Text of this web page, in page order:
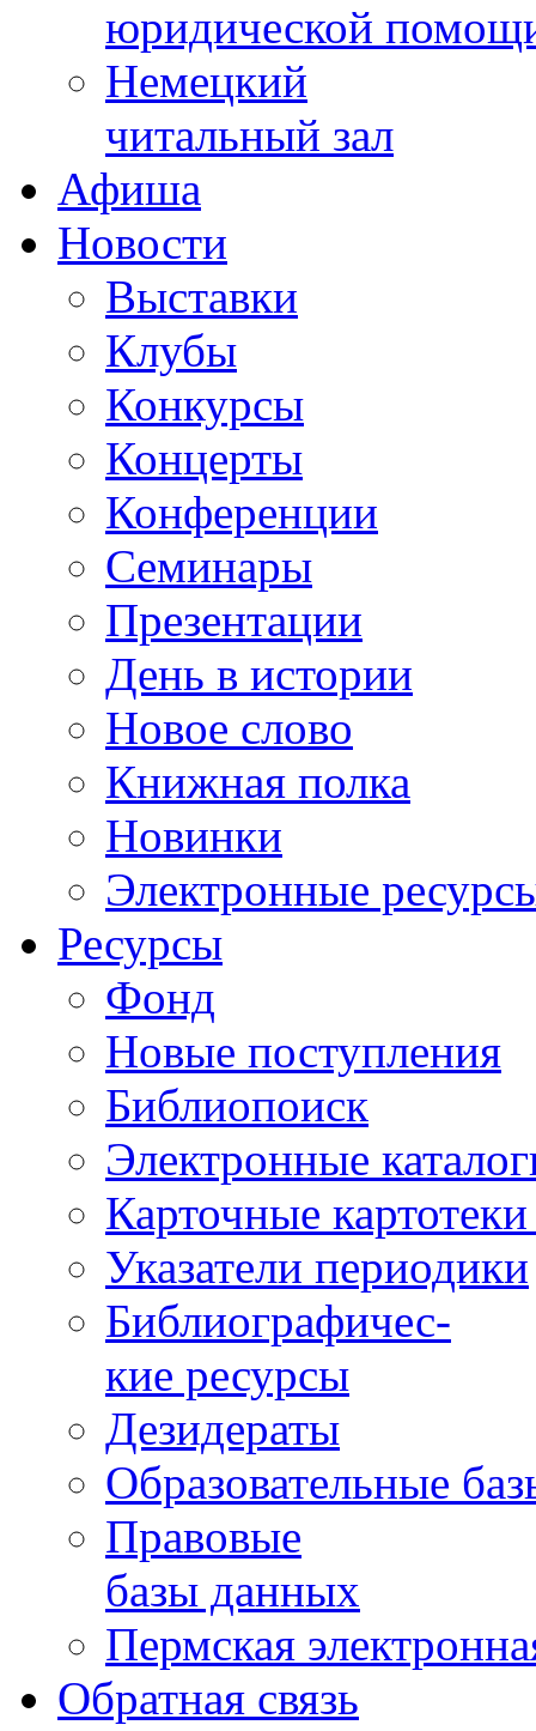
юридической
Немецкий
читальный зал
Афиша
Новости
Выставки
Клубы
Конкурсы
Концерты
Конференции
Семинары
Презентации
День в истории
Новое слово
Книжная полка
Новинки
Электронные
Ресурсы
Фонд
Новые поступления
Библиопоиск
Электронные
Карточные
Указатели периодики
Библиографичес-
кие ресурсы
Дезидераты
Образовательные
Правовые
базы данных
Пермская
Обратная связь